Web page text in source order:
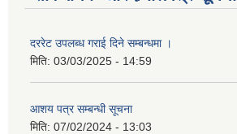
दररेट उपलब्ध गराई दिने सम्बन्धमा ।
मिति: 03/03/2025 - 14:59
आशय पत्र सम्बन्धी सूचना
मिति: 07/02/2024 - 13:03